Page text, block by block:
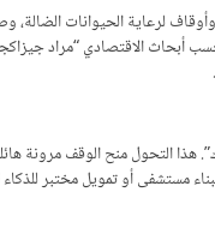
لرعاية الحيوانات الضالة،
هذا التحول منح الوقف مرونة
مستشفى أو تمويل مختبر